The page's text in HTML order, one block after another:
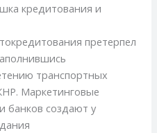
кредитования и
претерпел
транспортных
Маркетинговые
банков создают у